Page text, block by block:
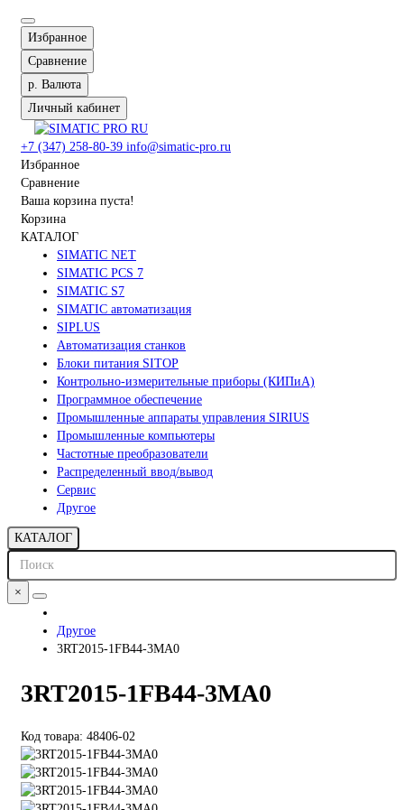
Избранное
Сравнение
р. Валюта
Личный кабинет
+7 (347) 258-80-39 info@simatic-pro.ru
Избранное
Сравнение
Ваша корзина пуста!
Корзина
КАТАЛОГ
SIMATIC NET
SIMATIC PCS 7
SIMATIC S7
SIMATIC автоматизация
SIPLUS
Автоматизация станков
Блоки питания SITOP
Контрольно-измерительные приборы (КИПиА)
Программное обеспечение
Промышленные аппараты управления SIRIUS
Промышленные компьютеры
Частотные преобразователи
Распределенный ввод/вывод
Сервис
Другое
КАТАЛОГ
×
Другое
3RT2015-1FB44-3MA0
3RT2015-1FB44-3MA0
Код товара: 48406-02